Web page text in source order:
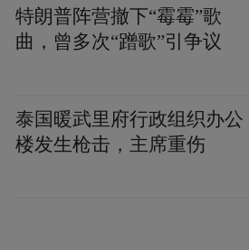
特朗普阵营撤下“霉霉”歌
曲，曾多次“蹭歌”引争议
泰国暖武里府行政组织办公
楼发生枪击，主席重伤